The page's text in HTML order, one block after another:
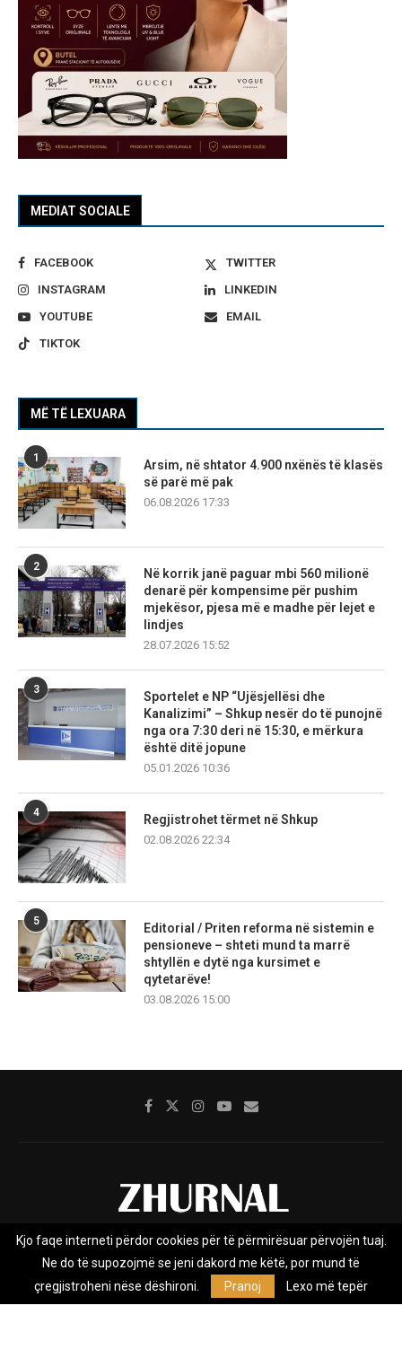
MEDIAT SOCIALE
FACEBOOK
TWITTER
INSTAGRAM
LINKEDIN
YOUTUBE
EMAIL
TIKTOK
MË TË LEXUARA
1
Arsim, në shtator 4.900 nxënës të klasës
së parë më pak
06.08.2026 17:33
2
Në korrik janë paguar mbi 560 milionë
denarë për kompensime për pushim
mjekësor, pjesa më e madhe për lejet e
lindjes
28.07.2026 15:52
3
Sportelet e NP “Ujësjellësi dhe
Kanalizimi” – Shkup nesër do të punojnë
nga ora 7:30 deri në 15:30, e mërkura
është ditë jopune
05.01.2026 10:36
4
Regjistrohet tërmet në Shkup
02.08.2026 22:34
5
Editorial / Priten reforma në sistemin e
pensioneve – shteti mund ta marrë
shtyllën e dytë nga kursimet e
qytetarëve!
03.08.2026 15:00
Rreth nesh Impresumi Marketing
Privacy Policy
Zhurnal.mk është Agjenci e Lajmeve e pavarur, e themeluar në vitin
Kjo faqe interneti përdor cookies për të përmirësuar përvojën tuaj.
Ne do të supozojmë se jeni dakord me këtë, por mund të
çregjistroheni nëse dëshironi.
Pranoj Lexo më tepër